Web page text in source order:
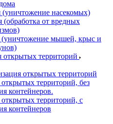
(уничтожение насекомых)
(обработка от вредных
(уничтожение мышей, крыс и
открытых территорий
открытых территорий
территорий, без
контейнеров.
открытых территорий, с
контейнеров